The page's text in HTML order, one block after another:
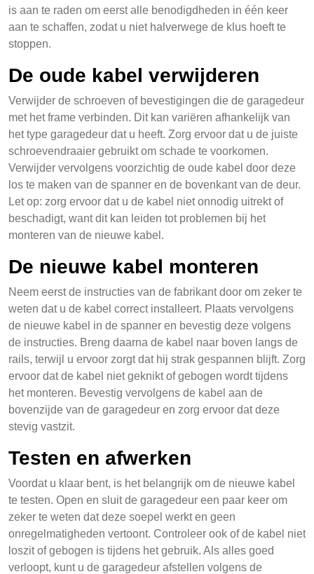
is aan te raden om eerst alle benodigdheden in één keer
aan te schaffen, zodat u niet halverwege de klus hoeft te
stoppen.
De oude kabel verwijderen
Verwijder de schroeven of bevestigingen die de garagedeur
met het frame verbinden. Dit kan variëren afhankelijk van
het type garagedeur dat u heeft. Zorg ervoor dat u de juiste
schroevendraaier gebruikt om schade te voorkomen.
Verwijder vervolgens voorzichtig de oude kabel door deze
los te maken van de spanner en de bovenkant van de deur.
Let op: zorg ervoor dat u de kabel niet onnodig uitrekt of
beschadigt, want dit kan leiden tot problemen bij het
monteren van de nieuwe kabel.
De nieuwe kabel monteren
Neem eerst de instructies van de fabrikant door om zeker te
weten dat u de kabel correct installeert. Plaats vervolgens
de nieuwe kabel in de spanner en bevestig deze volgens
de instructies. Breng daarna de kabel naar boven langs de
rails, terwijl u ervoor zorgt dat hij strak gespannen blijft. Zorg
ervoor dat de kabel niet geknikt of gebogen wordt tijdens
het monteren. Bevestig vervolgens de kabel aan de
bovenzijde van de garagedeur en zorg ervoor dat deze
stevig vastzit.
Testen en afwerken
Voordat u klaar bent, is het belangrijk om de nieuwe kabel
te testen. Open en sluit de garagedeur een paar keer om
zeker te weten dat deze soepel werkt en geen
onregelmatigheden vertoont. Controleer ook of de kabel niet
loszit of gebogen is tijdens het gebruik. Als alles goed
verloopt, kunt u de garagedeur afstellen volgens de